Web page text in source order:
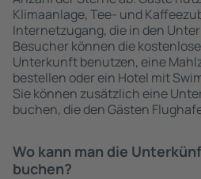
Klimaanlage, Tee- und
Internetzugang, die in den
Besucher können die
Unterkunft benutzen, eine
bestellen oder ein Hotel mit
Sie können zusätzlich eine
buchen, die den Gästen
Wo kann man die
buchen?